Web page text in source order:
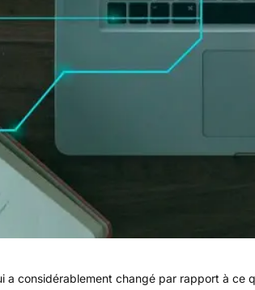
a considérablement changé par rapport à